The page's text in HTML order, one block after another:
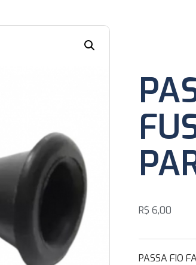
R$ 6,00
PASSA FIO